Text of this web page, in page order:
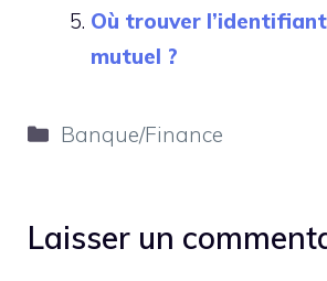
Où trouver
mutuel ?
Catégories
Banque/Finance
Laisser un